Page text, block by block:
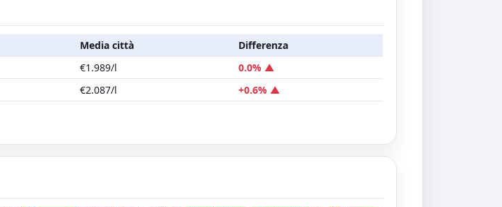
Media città
Differenza
€1.989/l
0.0% ▲
€2.087/l +0.6% ▲